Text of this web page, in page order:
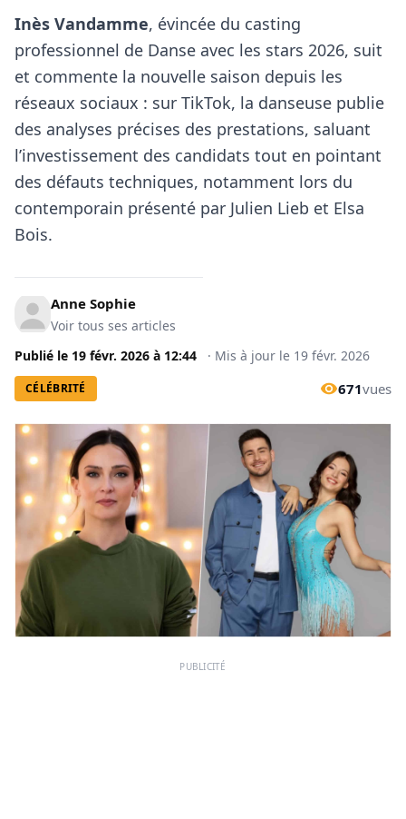
Inès Vandamme, évincée du casting
professionnel de Danse avec les stars 2026, suit
et commente la nouvelle saison depuis les
réseaux sociaux : sur TikTok, la danseuse publie
des analyses précises des prestations, saluant
l’investissement des candidats tout en pointant
des défauts techniques, notamment lors du
contemporain présenté par Julien Lieb et Elsa
Bois.
Anne Sophie
Voir tous ses articles
Publié le 19 févr. 2026 à 12:44 · Mis à jour le 19 févr. 2026
CÉLÉBRITÉ 671vues
PUBLICITÉ